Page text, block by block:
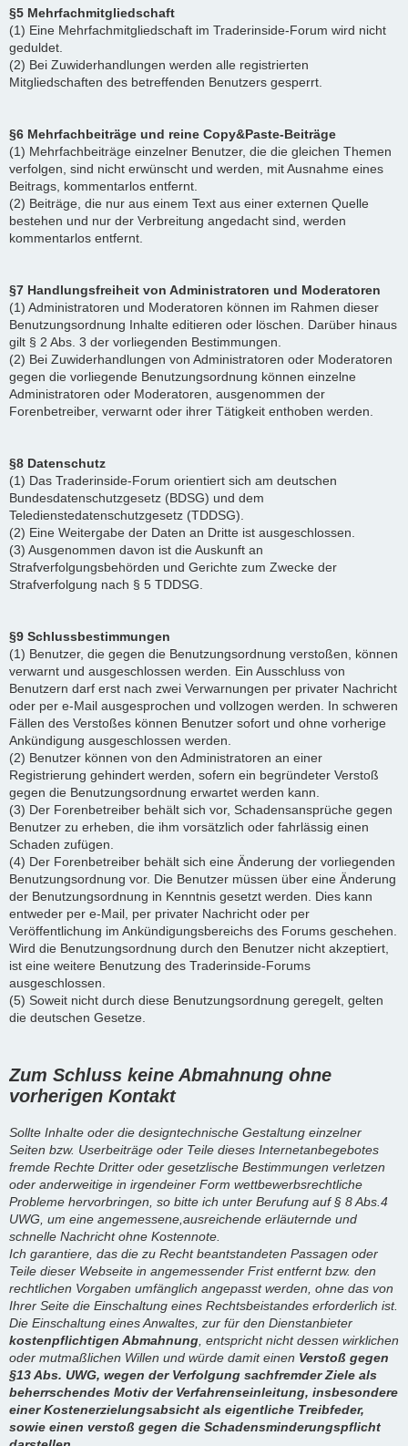
§5 Mehrfachmitgliedschaft
(1) Eine Mehrfachmitgliedschaft im Traderinside-Forum wird nicht
geduldet.
(2) Bei Zuwiderhandlungen werden alle registrierten
Mitgliedschaften des betreffenden Benutzers gesperrt.
§6 Mehrfachbeiträge und reine Copy&Paste-Beiträge
(1) Mehrfachbeiträge einzelner Benutzer, die die gleichen Themen
verfolgen, sind nicht erwünscht und werden, mit Ausnahme eines
Beitrags, kommentarlos entfernt.
(2) Beiträge, die nur aus einem Text aus einer externen Quelle
bestehen und nur der Verbreitung angedacht sind, werden
kommentarlos entfernt.
§7 Handlungsfreiheit von Administratoren und Moderatoren
(1) Administratoren und Moderatoren können im Rahmen dieser
Benutzungsordnung Inhalte editieren oder löschen. Darüber hinaus
gilt § 2 Abs. 3 der vorliegenden Bestimmungen.
(2) Bei Zuwiderhandlungen von Administratoren oder Moderatoren
gegen die vorliegende Benutzungsordnung können einzelne
Administratoren oder Moderatoren, ausgenommen der
Forenbetreiber, verwarnt oder ihrer Tätigkeit enthoben werden.
§8 Datenschutz
(1) Das Traderinside-Forum orientiert sich am deutschen
Bundesdatenschutzgesetz (BDSG) und dem
Teledienstedatenschutzgesetz (TDDSG).
(2) Eine Weitergabe der Daten an Dritte ist ausgeschlossen.
(3) Ausgenommen davon ist die Auskunft an
Strafverfolgungsbehörden und Gerichte zum Zwecke der
Strafverfolgung nach § 5 TDDSG.
§9 Schlussbestimmungen
(1) Benutzer, die gegen die Benutzungsordnung verstoßen, können
verwarnt und ausgeschlossen werden. Ein Ausschluss von
Benutzern darf erst nach zwei Verwarnungen per privater Nachricht
oder per e-Mail ausgesprochen und vollzogen werden. In schweren
Fällen des Verstoßes können Benutzer sofort und ohne vorherige
Ankündigung ausgeschlossen werden.
(2) Benutzer können von den Administratoren an einer
Registrierung gehindert werden, sofern ein begründeter Verstoß
gegen die Benutzungsordnung erwartet werden kann.
(3) Der Forenbetreiber behält sich vor, Schadensansprüche gegen
Benutzer zu erheben, die ihm vorsätzlich oder fahrlässig einen
Schaden zufügen.
(4) Der Forenbetreiber behält sich eine Änderung der vorliegenden
Benutzungsordnung vor. Die Benutzer müssen über eine Änderung
der Benutzungsordnung in Kenntnis gesetzt werden. Dies kann
entweder per e-Mail, per privater Nachricht oder per
Veröffentlichung im Ankündigungsbereichs des Forums geschehen.
Wird die Benutzungsordnung durch den Benutzer nicht akzeptiert,
ist eine weitere Benutzung des Traderinside-Forums
ausgeschlossen.
(5) Soweit nicht durch diese Benutzungsordnung geregelt, gelten
die deutschen Gesetze.
Zum Schluss keine Abmahnung ohne
vorherigen Kontakt
Sollte Inhalte oder die designtechnische Gestaltung einzelner
Seiten bzw. Userbeiträge oder Teile dieses Internetanbegebotes
fremde Rechte Dritter oder gesetzlische Bestimmungen verletzen
oder anderweitige in irgendeiner Form wettbewerbsrechtliche
Probleme hervorbringen, so bitte ich unter Berufung auf § 8 Abs.4
UWG, um eine angemessene,ausreichende erläuternde und
schnelle Nachricht ohne Kostennote.
Ich garantiere, das die zu Recht beantstandeten Passagen oder
Teile dieser Webseite in angemessender Frist entfernt bzw. den
rechtlichen Vorgaben umfänglich angepasst werden, ohne das von
Ihrer Seite die Einschaltung eines Rechtsbeistandes erforderlich ist.
Die Einschaltung eines Anwaltes, zur für den Dienstanbieter
kostenpflichtigen Abmahnung , entspricht nicht dessen wirklichen
oder mutmaßlichen Willen und würde damit einen Verstoß gegen
§13 Abs. UWG, wegen der Verfolgung sachfremder Ziele als
beherrschendes Motiv der Verfahrenseinleitung, insbesondere
einer Kostenerzielungsabsicht als eigentliche Treibfeder,
sowie einen verstoß gegen die Schadensminderungspflicht